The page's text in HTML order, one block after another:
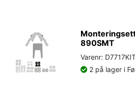
890SMT
Varenr:
2 på lager i